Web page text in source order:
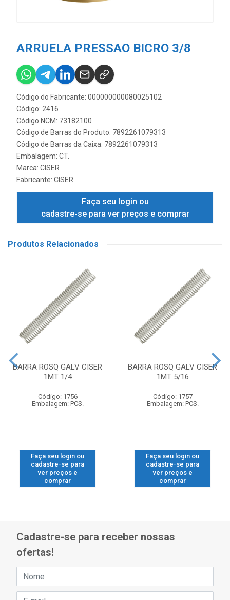
ARRUELA PRESSAO BICRO 3/8
Código do Fabricante: 000000000080025102
Código: 2416
Código NCM: 73182100
Código de Barras do Produto: 7892261079313
Código de Barras da Caixa: 7892261079313
Embalagem: CT.
Marca: CISER
Fabricante: CISER
Faça seu login ou
cadastre-se para ver preços e comprar
Produtos Relacionados
BARRA ROSQ GALV CISER
1MT 1/4
Código: 1756
Embalagem: PCS.
Faça seu login ou
cadastre-se para
ver preços e
comprar
BARRA ROSQ GALV CISER
1MT 5/16
Código: 1757
Embalagem: PCS.
Faça seu login ou
cadastre-se para
ver preços e
comprar
Cadastre-se para receber nossas
ofertas!